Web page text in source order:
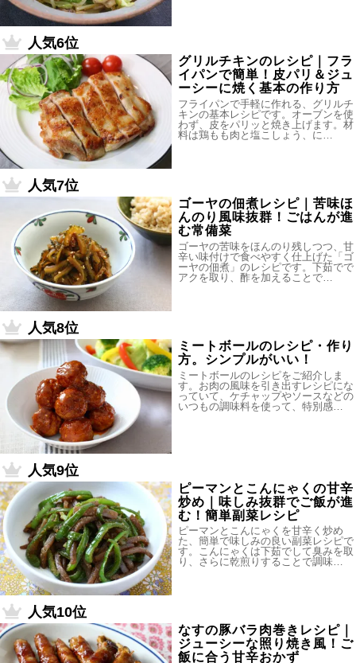
人気6位
グリルチキンのレシピ｜フラ
イパンで簡単！皮パリ＆ジュ
ーシーに焼く基本の作り方
フライパンで手軽に作れる、グリルチ
キンの基本レシピです。オーブンを使
わず、皮をパリッと焼き上げます。材
料は鶏もも肉と塩こしょう、に…
人気7位
ゴーヤの佃煮レシピ｜苦味ほ
んのり風味抜群！ごはんが進
む常備菜
ゴーヤの苦味をほんのり残しつつ、甘
辛い味付けで食べやすく仕上げた「ゴ
ーヤの佃煮」のレシピです。下茹でで
アクを取り、酢を加えることで…
人気8位
ミートボールのレシピ・作り
方。シンプルがいい！
ミートボールのレシピをご紹介しま
す。お肉の風味を引き出すレシピにな
っていて、ケチャップやソースなどの
いつもの調味料を使って、特別感…
人気9位
ピーマンとこんにゃくの甘辛
炒め｜味しみ抜群でご飯が進
む！簡単副菜レシピ
ピーマンとこんにゃくを甘辛く炒め
た、簡単で味しみの良い副菜レシピで
す。こんにゃくは下茹でして臭みを取
り、さらに乾煎りすることで調味…
人気10位
なすの豚バラ肉巻きレシピ｜
ジューシーな照り焼き風！ご
飯に合う甘辛おかず